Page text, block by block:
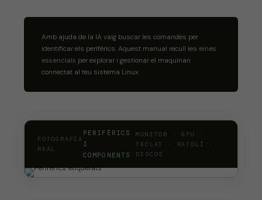
Amb ajuda de la IA vaig buscar les comandes per
identificar els perifèrics. Aquest manual recull les eines
essencials per explorar i gestionar el maquinari
connectat al teu sistema Linux.
FOTOGRAFIA
REAL
PERIFÈRICS
I
COMPONENTS
MONITOR · GPU ·
TECLAT · RATOLÍ ·
DISCOS